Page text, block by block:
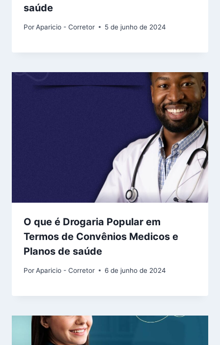
saúde
PorAparicio - Corretor 5 de junho de 2024
O que é Drogaria Popular em
Termos de Convênios Medicos e
Planos de saúde
PorAparicio - Corretor 6 de junho de 2024